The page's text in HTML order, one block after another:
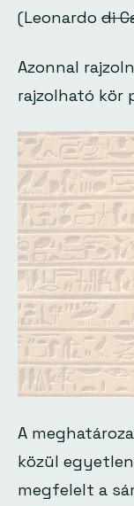
(Leonardo di
Azonnal
rajzolható kör
A
közül
megfelelt a